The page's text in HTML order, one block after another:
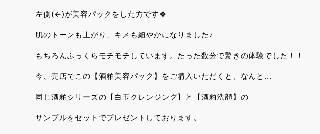
左側(←)が美容パックをした方です🍀
肌のトーンも上がり、キメも細やかになりました♪
もちろんふっくらモチモチしています。たった数分で驚きの体験でした！！
今、売店でこの【酒粕美容パック】をご購入いただくと、なんと...
同じ酒粕シリーズの【白玉クレンジング】と【酒粕洗顔】の
サンプルをセットでプレゼントしております。